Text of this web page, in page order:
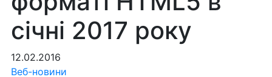
січні 2017 року
12.02.2016
Веб-новини